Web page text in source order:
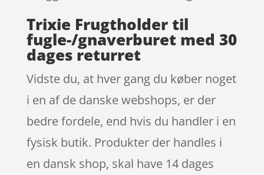
Trixie Frugtholder til
fugle-/gnaverburet med 30
dages returret
Vidste du, at hver gang du køber noget
i en af de danske webshops, er der
bedre fordele, end hvis du handler i en
fysisk butik. Produkter der handles i
en dansk shop, skal have 14 dages